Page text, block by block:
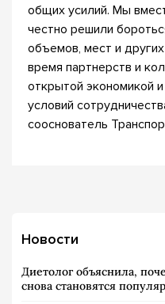
общих усилий. Мы
честно решили
объемов, мест и
время партнерств и
открытой экономикой
условий
сооснователь
Новости
Диетолог объяснила,
снова становятся